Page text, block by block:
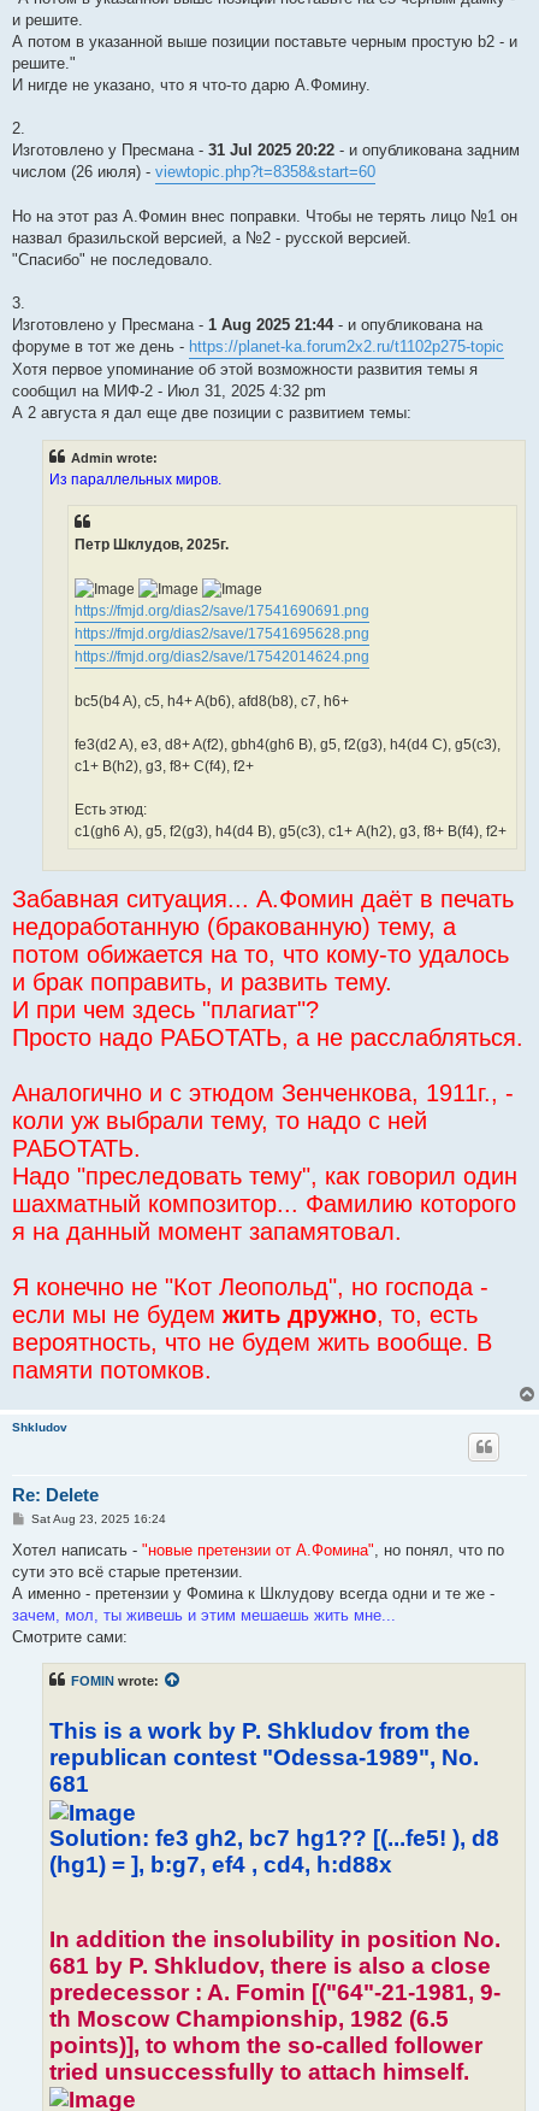
и решите.
А потом в указанной выше позиции поставьте черным простую b2 - и
решите."
И нигде не указано, что я что-то дарю А.Фомину.
2.
Изготовлено у Пресмана - 31 Jul 2025 20:22 - и опубликована задним
числом (26 июля) - viewtopic.php?t=8358&start=60
Но на этот раз А.Фомин внес поправки. Чтобы не терять лицо №1 он
назвал бразильской версией, а №2 - русской версией.
"Спасибо" не последовало.
3.
Изготовлено у Пресмана - 1 Aug 2025 21:44- и опубликована на
форуме в тот же день - https://planet-ka.forum2x2.ru/t1102p275-topic
Хотя первое упоминание об этой возможности развития темы я
сообщил на МИФ-2 - Июл 31, 2025 4:32 pm
А 2 августа я дал еще две позиции с развитием темы:
Admin wrote:
Из параллельных миров.
Петр Шклудов, 2025г.
https://fmjd.org/dias2/save/17541690691.png
https://fmjd.org/dias2/save/17541695628.png
https://fmjd.org/dias2/save/17542014624.png
bc5(b4 A), c5, h4+ A(b6), afd8(b8), c7, h6+
fe3(d2 A), e3, d8+ A(f2), gbh4(gh6 B), g5, f2(g3), h4(d4 C), g5(c3),
c1+ B(h2), g3, f8+ C(f4), f2+
Есть этюд:
с1(gh6 А), g5, f2(g3), h4(d4 В), g5(c3), c1+ А(h2), g3, f8+ В(f4), f2+
Забавная ситуация... А.Фомин даёт в печать
недоработанную (бракованную) тему, а
потом обижается на то, что кому-то удалось
и брак поправить, и развить тему.
И при чем здесь "плагиат"?
Просто надо РАБОТАТЬ, а не расслабляться.
Аналогично и с этюдом Зенченкова, 1911г., -
коли уж выбрали тему, то надо с ней
РАБОТАТЬ.
Надо "преследовать тему", как говорил один
шахматный композитор... Фамилию которого
я на данный момент запамятовал.
Я конечно не "Кот Леопольд", но господа -
если мы не будем жить дружно, то, есть
вероятность, что не будем жить вообще. В
памяти потомков.
Shkludov
Re: Delete
P
s
Sat Aug 23, 2025 16:24
Хотел написать - "новые претензии от А.Фомина" , но понял, что по
сути это всё старые претензии.
А именно - претензии у Фомина к Шклудову всегда одни и те же -
зачем, мол, ты живешь и этим мешаешь жить мне...
Смотрите сами:
FOMIN wrote:
This is a work by P. Shkludov from the
republican contest "Odessa-1989", No.
681
Solution: fe3 gh2, bc7 hg1?? [(...fe5! ), d8
(hg1) = ], b:g7, ef4 , cd4, h:d88x
In addition the insolubility in position No.
681 by P. Shkludov, there is also a close
predecessor : A. Fomin [("64"-21-1981, 9-
th Moscow Championship, 1982 (6.5
points)], to whom the so-called follower
tried unsuccessfully to attach himself.